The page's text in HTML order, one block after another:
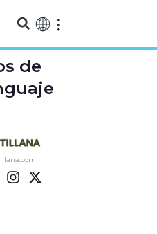
de